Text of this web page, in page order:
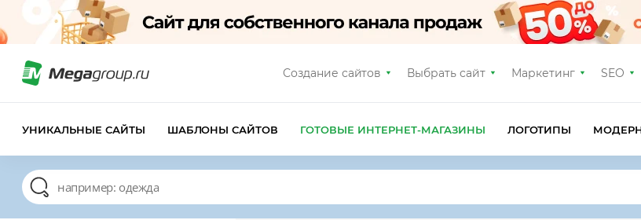
Создание сайтов Выбрать сайт Маркетинг SEO
УНИКАЛЬНЫЕ САЙТЫ ШАБЛОНЫ САЙТОВ ГОТОВЫЕ ИНТЕРНЕТ-МАГАЗИНЫ ЛОГОТИПЫ